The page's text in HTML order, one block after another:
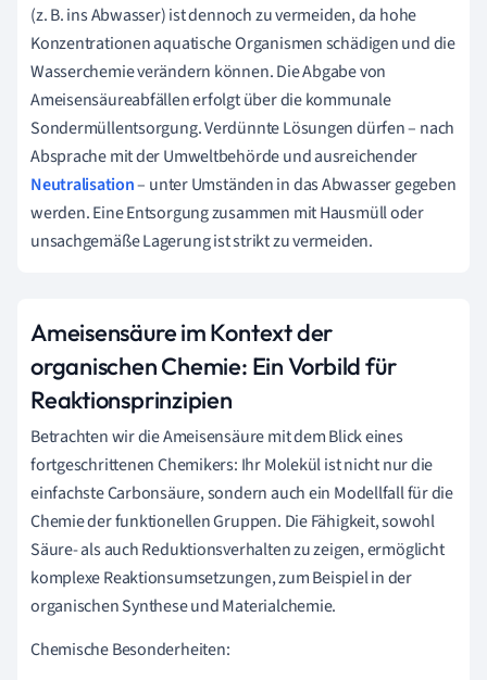
(z. B. ins Abwasser) ist dennoch zu vermeiden, da hohe
Konzentrationen aquatische Organismen schädigen und die
Wasserchemie verändern können. Die Abgabe von
Ameisensäureabfällen erfolgt über die kommunale
Sondermüllentsorgung. Verdünnte Lösungen dürfen – nach
Absprache mit der Umweltbehörde und ausreichender
Neutralisation– unter Umständen in das Abwasser gegeben
werden. Eine Entsorgung zusammen mit Hausmüll oder
unsachgemäße Lagerung ist strikt zu vermeiden.
Ameisensäure im Kontext der
organischen Chemie: Ein Vorbild für
Reaktionsprinzipien
Betrachten wir die Ameisensäure mit dem Blick eines
fortgeschrittenen Chemikers: Ihr Molekül ist nicht nur die
einfachste Carbonsäure, sondern auch ein Modellfall für die
Chemie der funktionellen Gruppen. Die Fähigkeit, sowohl
Säure- als auch Reduktionsverhalten zu zeigen, ermöglicht
komplexe Reaktionsumsetzungen, zum Beispiel in der
organischen Synthese und Materialchemie.
Chemische Besonderheiten: